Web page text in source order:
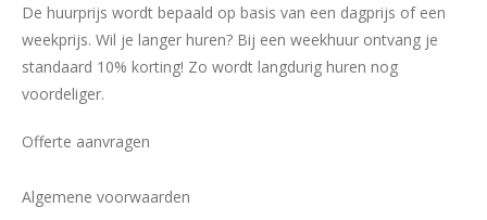
De huurprijs wordt bepaald op basis van een dagprijs of een
weekprijs. Wil je langer huren? Bij een weekhuur ontvang je
standaard 10% korting! Zo wordt langdurig huren nog
voordeliger.
Offerte aanvragen
Algemene voorwaarden